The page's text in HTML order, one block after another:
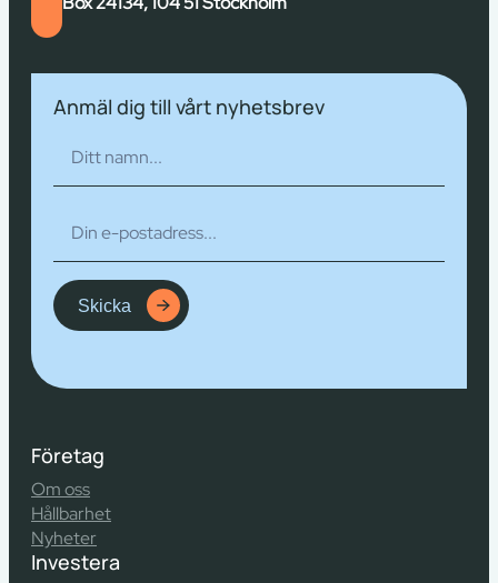
Anmäl dig till vårt nyhetsbrev
Skicka
Företag
Om oss
Hållbarhet
Nyheter
Investera